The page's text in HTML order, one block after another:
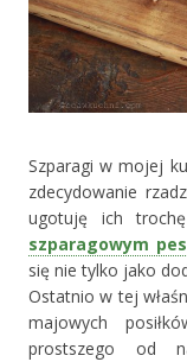
Szparagi w mojej
zdecydowanie
ugotuję ich
szparagowym
się nie tylko jako
Ostatnio w tej
majowych
prostszego od